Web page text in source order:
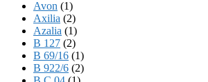
Avon (1)
Axilia (2)
Azalia (1)
B 127 (2)
B 69/16 (1)
B 922/6 (2)